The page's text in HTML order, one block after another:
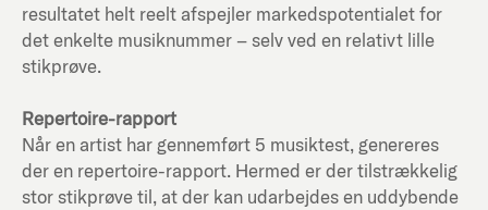
resultatet helt reelt afspejler markedspotentialet for
det enkelte musiknummer – selv ved en relativt lille
stikprøve.
Repertoire-rapport
Når en artist har gennemført 5 musiktest, genereres
der en repertoire-rapport. Hermed er der tilstrækkelig
stor stikprøve til, at der kan udarbejdes en uddybende